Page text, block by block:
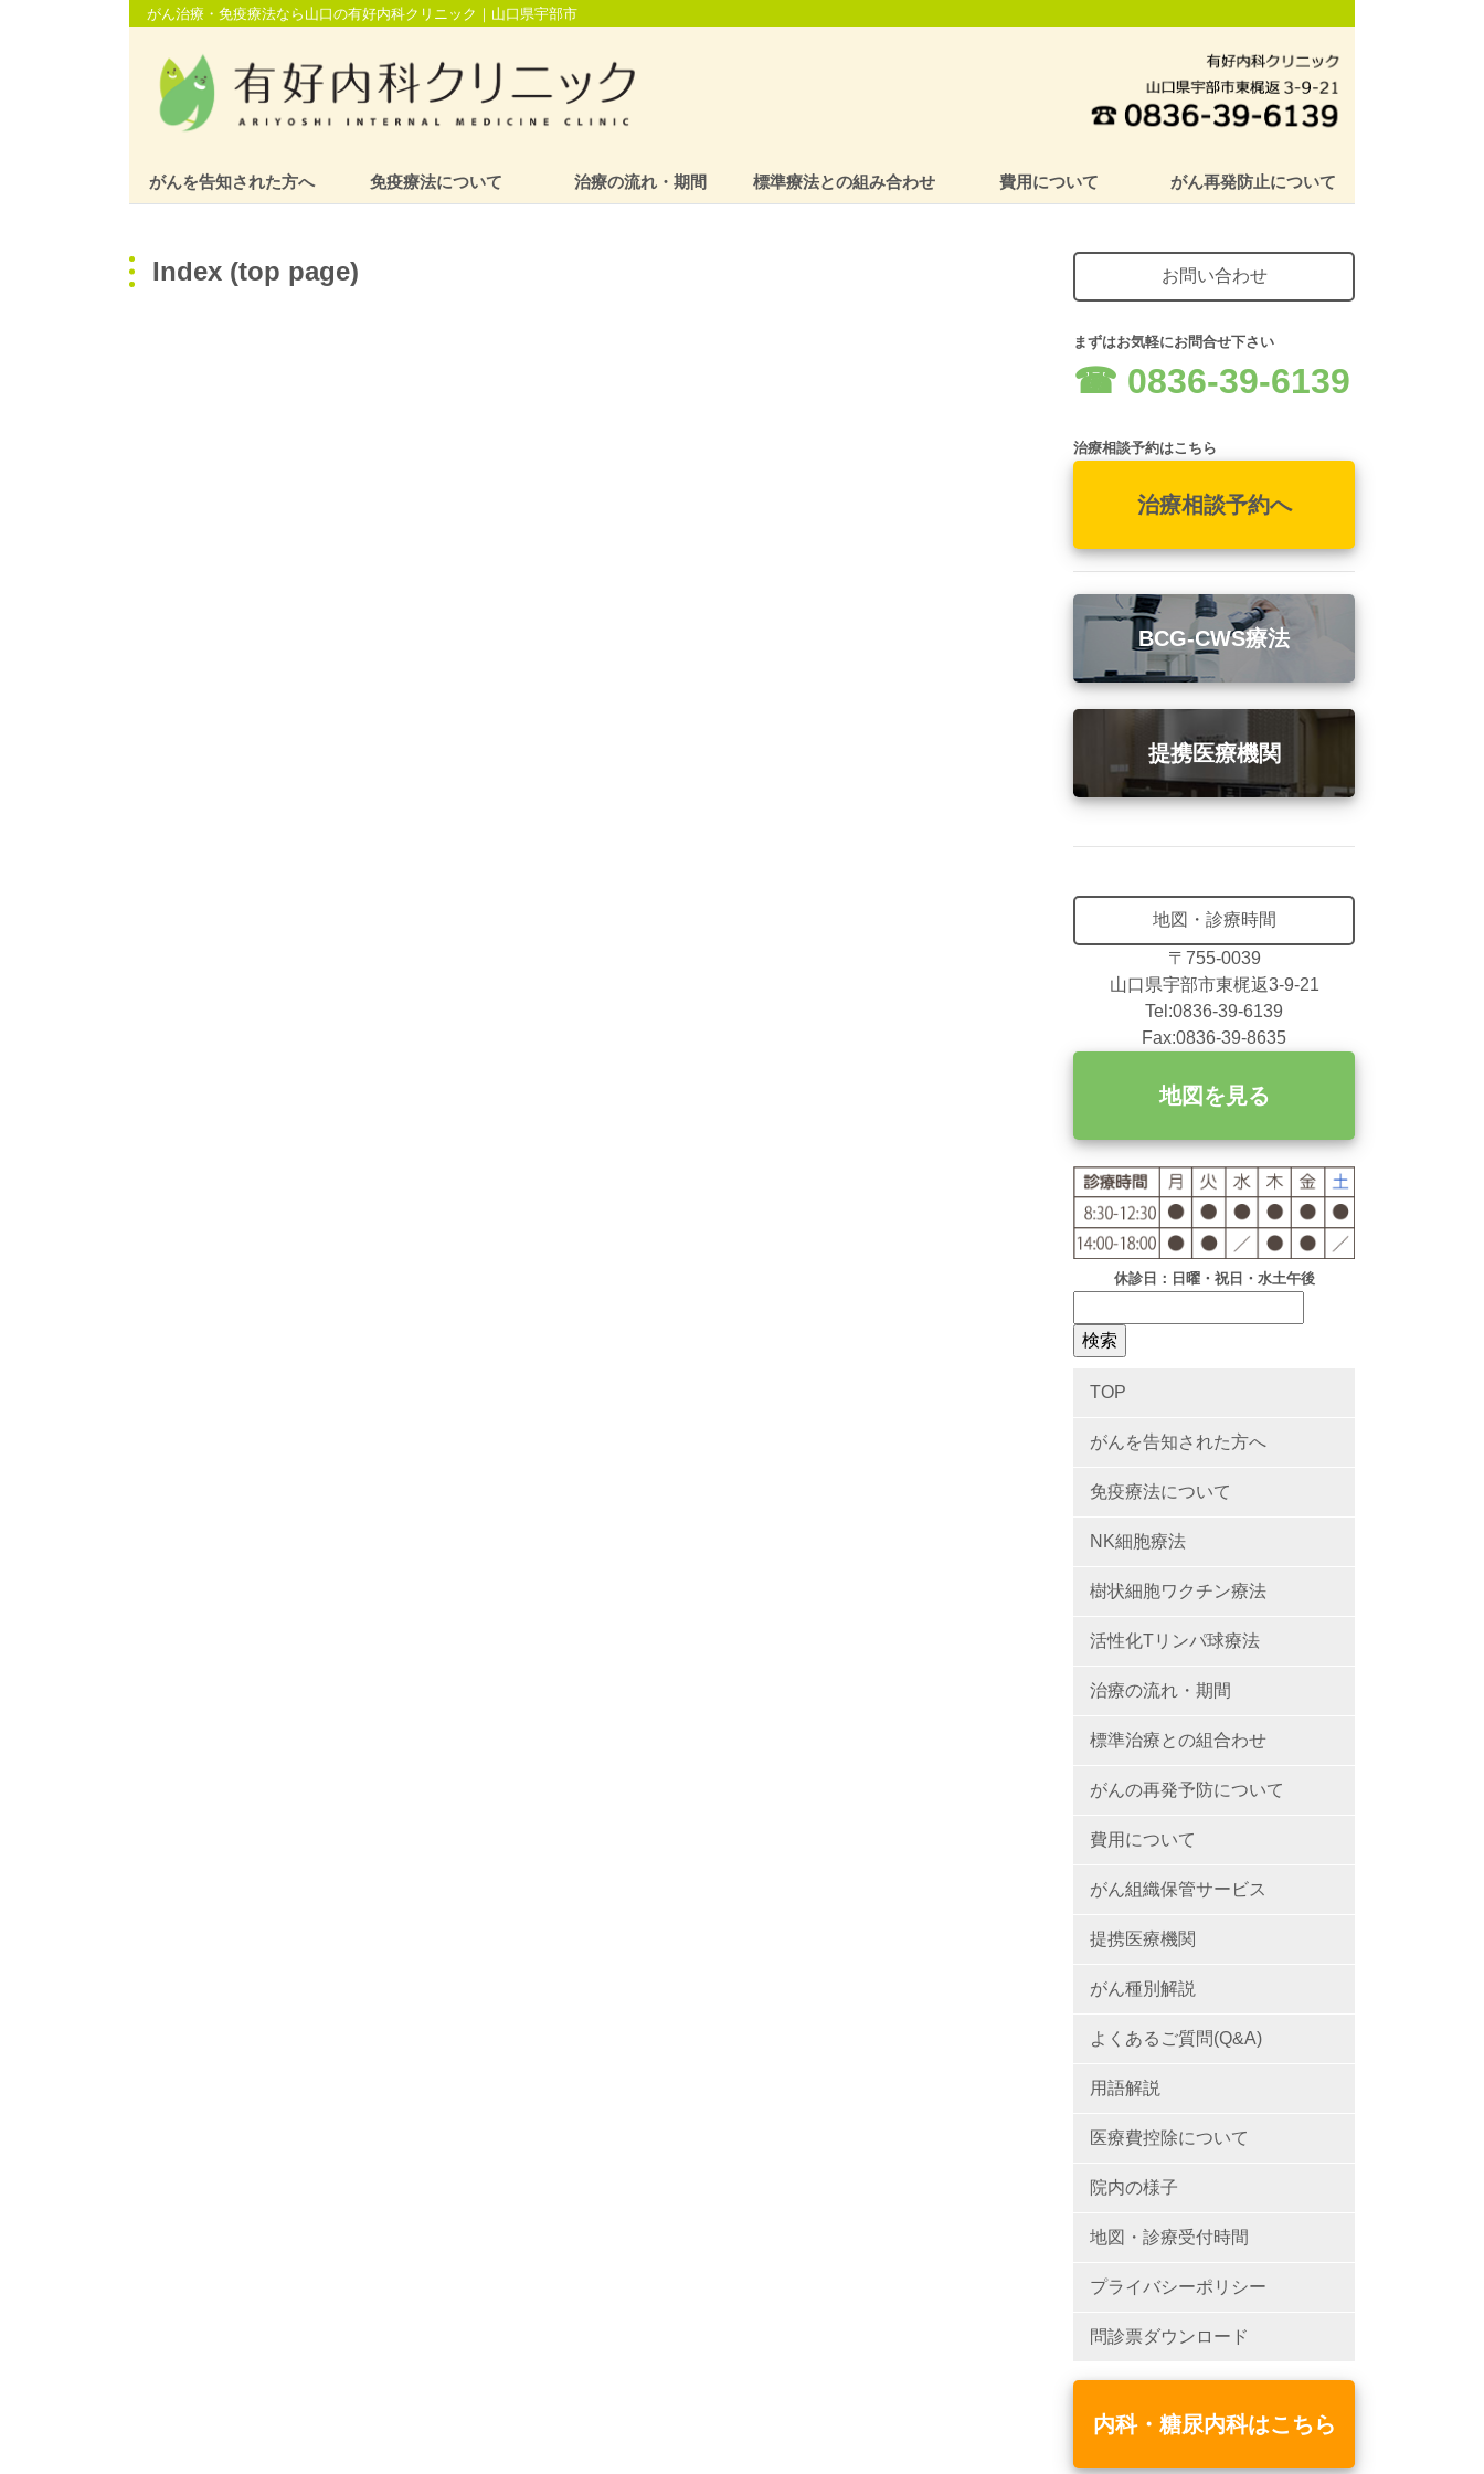
がん治療・免疫療法なら山口の有好内科クリニック｜山口県宇部市
がんを告知された方へ 免疫療法について 治療の流れ・期間 標準療法との組み合わせ 費用について がん再発防止について
Index (top page) お問い合わせ
まずはお気軽にお問合せ下さい
☎︎ 0836-39-6139
治療相談予約はこちら
治療相談予約へ
BCG-CWS療法
提携医療機関
地図・診療時間
〒755-0039
山口県宇部市東梶返3-9-21
Tel:0836-39-6139
Fax:0836-39-8635
地図を見る
休診日：日曜・祝日・水土午後
TOP
がんを告知された方へ
免疫療法について
NK細胞療法
樹状細胞ワクチン療法
活性化Tリンパ球療法
治療の流れ・期間
標準治療との組合わせ
がんの再発予防について
費用について
がん組織保管サービス
提携医療機関
がん種別解説
よくあるご質問(Q&A)
用語解説
医療費控除について
院内の様子
地図・診療受付時間
プライバシーポリシー
問診票ダウンロード
内科・糖尿内科はこちら